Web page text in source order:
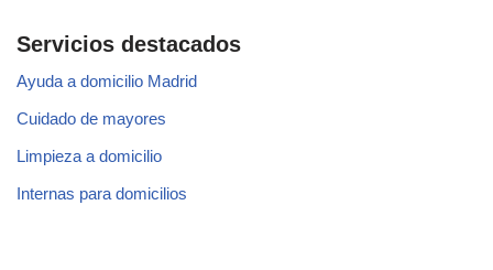
Servicios destacados
Ayuda a domicilio Madrid
Cuidado de mayores
Limpieza a domicilio
Internas para domicilios